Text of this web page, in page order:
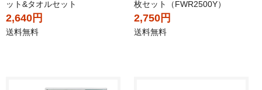
ット&タオルセット
2,640円
送料無料
枚セット（FWR2500Y）
2,750円
送料無料